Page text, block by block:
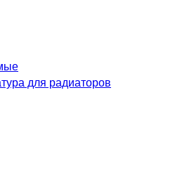
для радиаторов